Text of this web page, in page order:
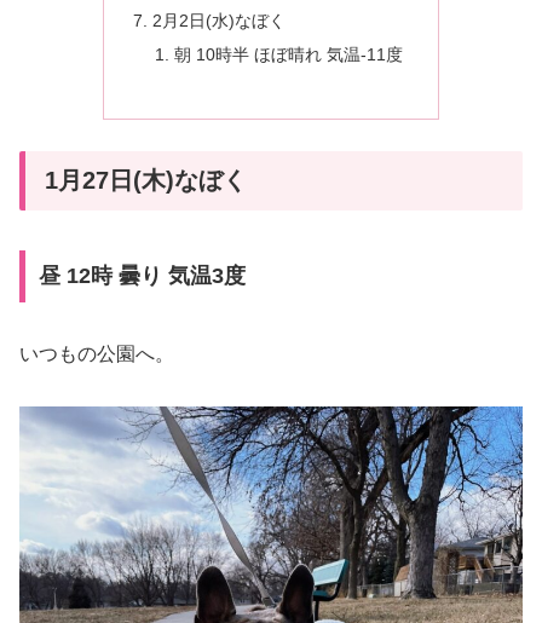
2月2日(水)なぼく
朝 10時半 ほぼ晴れ 気温-11度
1月27日(木)なぼく
昼 12時 曇り 気温3度
いつもの公園へ。